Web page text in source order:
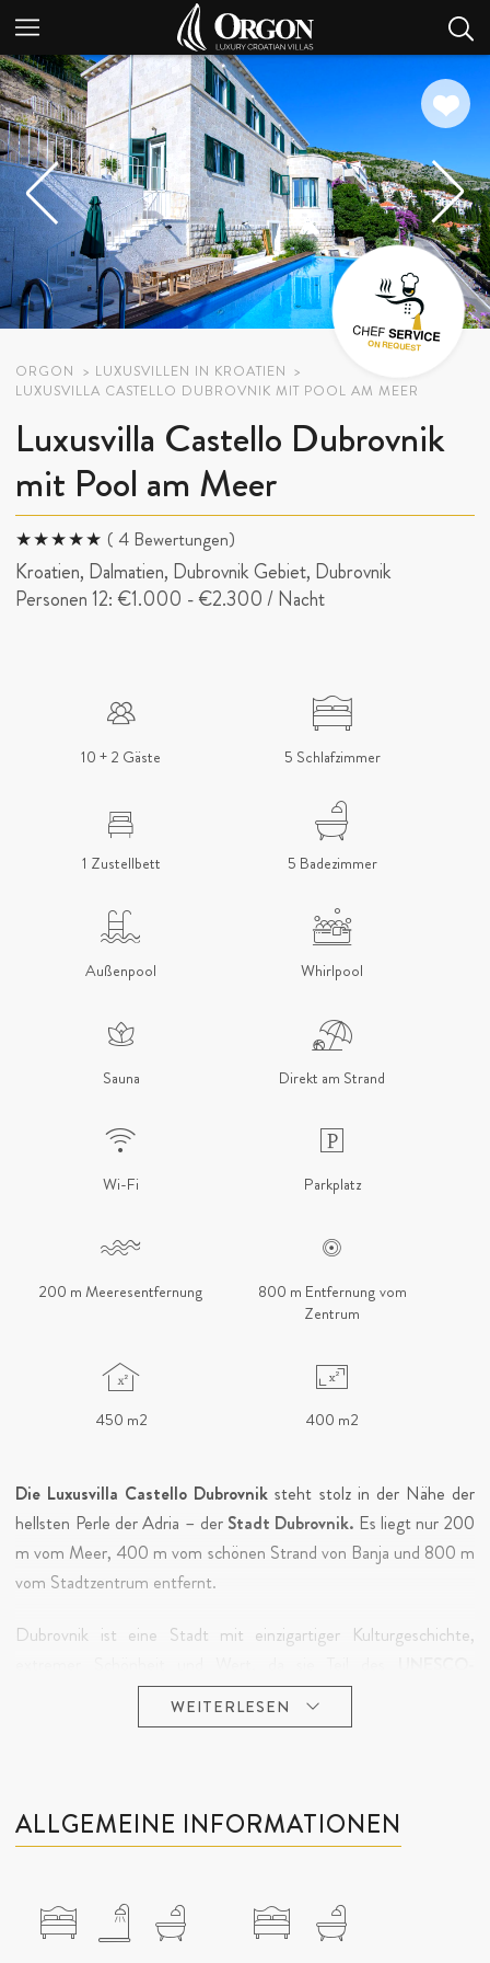
ORGON
LUXUSVILLEN IN KROATIEN
LUXUSVILLA CASTELLO DUBROVNIK MIT POOL AM MEER
Luxusvilla Castello Dubrovnik
mit Pool am Meer
( 4 Bewertungen)
Kroatien, Dalmatien, Dubrovnik Gebiet, Dubrovnik
Personen 12: €1.000 -€2.300/ Nacht
10 + 2 Gäste 5 Schlafzimmer
1 Zustellbett 5 Badezimmer
Außenpool Whirlpool
Sauna Direkt am Strand
Wi-Fi Parkplatz
200 m Meeresentfernung
800 m Entfernung vom
Zentrum
450 m2 400 m2
Die Luxusvilla Castello Dubrovnik steht stolz in der Nähe der
hellsten Perle der Adria – der Stadt Dubrovnik. Es liegt nur 200
m vom Meer, 400 m vom schönen Strand von Banja und 800 m
vom Stadtzentrum entfernt.
Dubrovnik ist eine Stadt mit einzigartiger Kulturgeschichte,
Weltkulturerbesund eine der berühmtesten Städte des
Mittelmeers ist. Mit ihrer außergewöhnlichen natürlichen
Villa Castello Dubrovnikden ultimativen Lebensstil des
Mittelmeers perfekt.
ihrem reichen Äußeren, das aus einer sehr raffinierten und
WEITERLESEN
ALLGEMEINE INFORMATIONEN